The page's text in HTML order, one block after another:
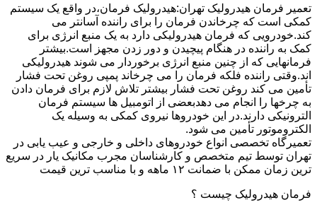
تعمیر فرمان هیدرولیک تهران:هیدرولیک فرمان،در واقع یک سیستم
کمکی است که چرخاندن فرمان را برای راننده آسانتر می
کند.خودرویی که فرمان هیدرولیکی دارد به یک منبع انرژی برای
کمک به راننده در هنگام پیچیدن و دور زدن مجهز است.بیشتر
فرمانهایی که از چنین منبع انرژی برخوردار می شوند هیدرولیکی
اند.وقتی راننده فلکه فرمان را می چرخاند پمپی روغن تحت فشار
تأمین می کند روغن تحت فشار بیشتر تلاش لازم برای فرمان دادن
به چرخها را انجام می دهدبعضی از اتومبیل ها سیستم فرمان
الترونیکی دارند.در این خودروها نیروی کمکی به وسیله یک
الکتروموتور تأمین می شود.
تعمیرگاه تخصصی انواع خودروهای داخلی و خارجی و عیب یابی در
تهران توسط تیم متخصص و کارشناسان مجرب مکانیک یار در سریع
ترین زمان ممکن با ضمانت ۱۲ ماهه و با مناسب ترین قیمت
فرمان هیدرولیک چیست ؟